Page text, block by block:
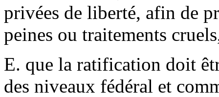
privées de liberté, afin de
peines ou traitements
E. que la ratification doit
des niveaux fédéral et